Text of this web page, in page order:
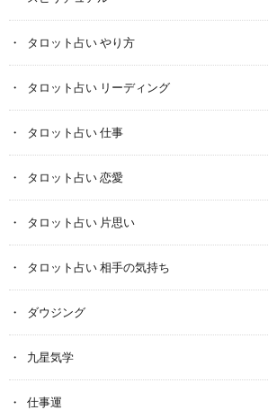
タロット占い やり方
タロット占い リーディング
タロット占い 仕事
タロット占い 恋愛
タロット占い 片思い
タロット占い 相手の気持ち
ダウジング
九星気学
仕事運